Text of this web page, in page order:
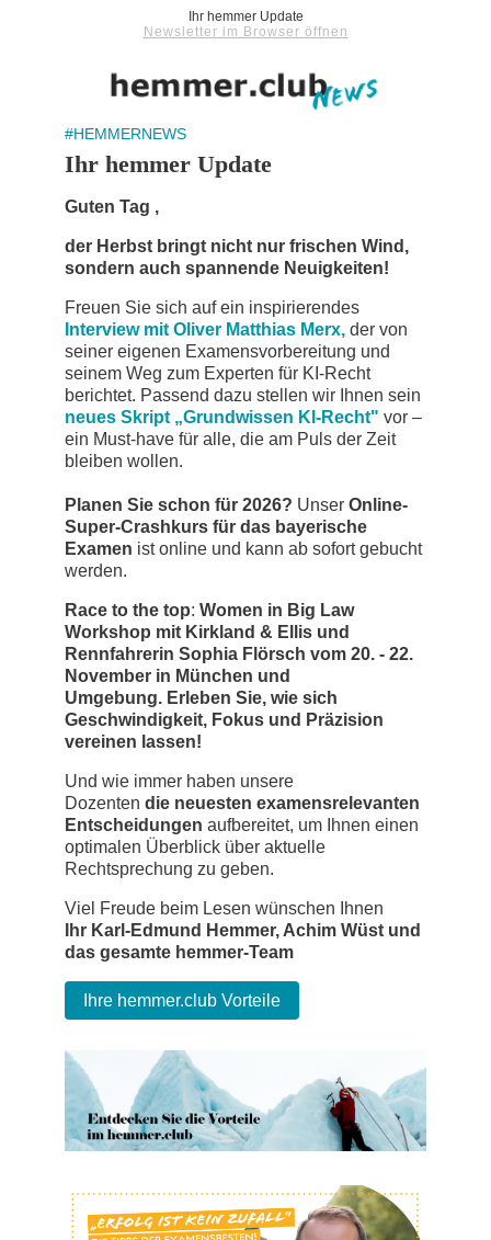
Ihr hemmer Update
Newsletter im Browser öffnen
#HEMMERNEWS
Ihr hemmer Update
Guten Tag ,
der Herbst bringt nicht nur frischen Wind,
sondern auch spannende Neuigkeiten!
Freuen Sie sich auf ein inspirierendes
Interview mit Oliver Matthias Merx, der von
seiner eigenen Examensvorbereitung und
seinem Weg zum Experten für KI-Recht
berichtet. Passend dazu stellen wir Ihnen sein
neues Skript „Grundwissen KI-Recht" vor –
ein Must-have für alle, die am Puls der Zeit
bleiben wollen.
Planen Sie schon für 2026? Unser Online-
Super-Crashkurs für das bayerische
Examen ist online und kann ab sofort gebucht
werden.
Race to the top: Women in Big Law
Workshop mit Kirkland & Ellis und
Rennfahrerin Sophia Flörsch vom 20. - 22.
November in München und
Umgebung. Erleben Sie, wie sich
Geschwindigkeit, Fokus und Präzision
vereinen lassen!
Und wie immer haben unsere
Dozenten die neuesten examensrelevanten
Entscheidungen aufbereitet, um Ihnen einen
optimalen Überblick über aktuelle
Rechtsprechung zu geben.
Viel Freude beim Lesen wünschen Ihnen
Ihr Karl-Edmund Hemmer, Achim Wüst und
das gesamte hemmer-Team
Ihre hemmer.club Vorteile